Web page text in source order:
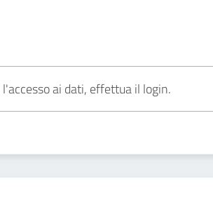
ai dati, effettua il login.